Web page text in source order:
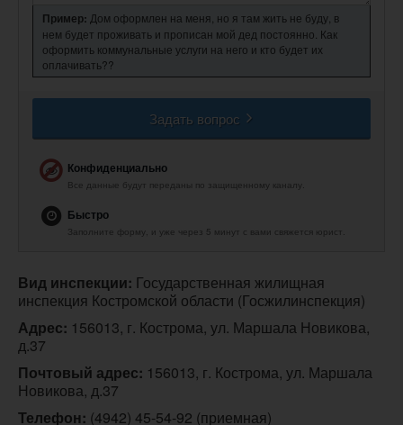
Пример: Дом оформлен на меня, но я там жить не буду, в
нем будет проживать и прописан мой дед постоянно. Как
оформить коммунальные услуги на него и кто будет их
оплачивать??
Задать вопрос
Конфиденциально
Все данные будут переданы по защищенному каналу.
Быстро
Заполните форму, и уже через 5 минут с вами свяжется юрист.
Вид инспекции: Государственная жилищная
инспекция Костромской области (Госжилинспекция)
Адрес: 156013, г. Кострома, ул. Маршала Новикова,
д.37
Почтовый адрес: 156013, г. Кострома, ул. Маршала
Новикова, д.37
Телефон: (4942) 45-54-92 (приемная)